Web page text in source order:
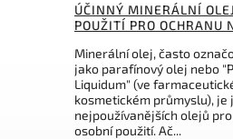
ÚČINNÝ MINERÁLNÍ
POUŽITÍ PRO OCHRANU
Minerální olej, často
jako parafínový olej nebo
Liquidum" (ve
kosmetickém průmyslu), je
nejpoužívanějších olejů
osobní použití. Ač...